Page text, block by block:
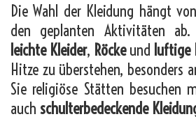
Die Wahl der Kleidung hängt
den geplanten Aktivitäten
leichte Kleider, Röckeund luftige
Hitze zu überstehen, besonders
Sie religiöse Stätten besuchen
auch schulterbedeckende